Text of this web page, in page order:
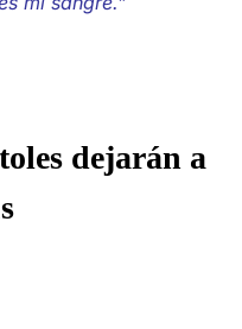
dejarán a